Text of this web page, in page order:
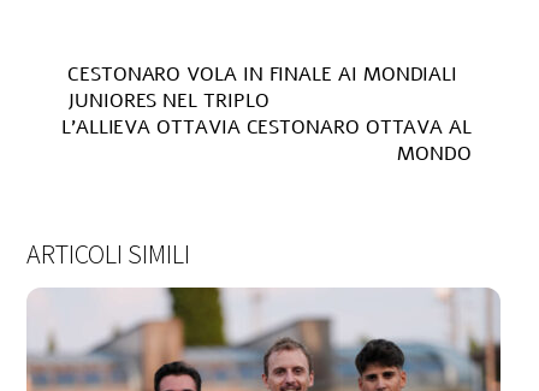
CESTONARO VOLA IN FINALE AI MONDIALI
JUNIORES NEL TRIPLO
L’ALLIEVA OTTAVIA CESTONARO OTTAVA AL
MONDO
ARTICOLI SIMILI